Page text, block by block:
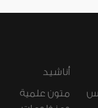
أناشيد
متون علمية